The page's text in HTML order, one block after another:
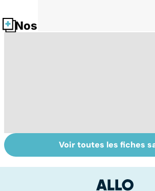
Nos fiches santé
Donner son corps
à la science
La
Voir toutes les fiches